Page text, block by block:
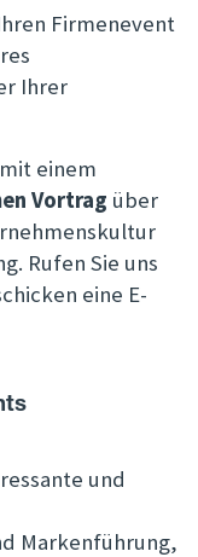
Firmenevent
Ihrer
einem
Vortrag über
Rufen Sie uns
eine E-
und
Markenführung,